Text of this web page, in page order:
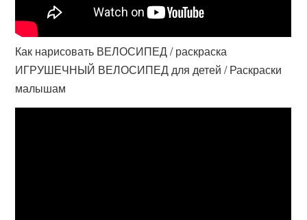
Как нарисовать ВЕЛОСИПЕД / раскраска
ИГРУШЕЧНЫЙ ВЕЛОСИПЕД для детей / Раскраски
малышам